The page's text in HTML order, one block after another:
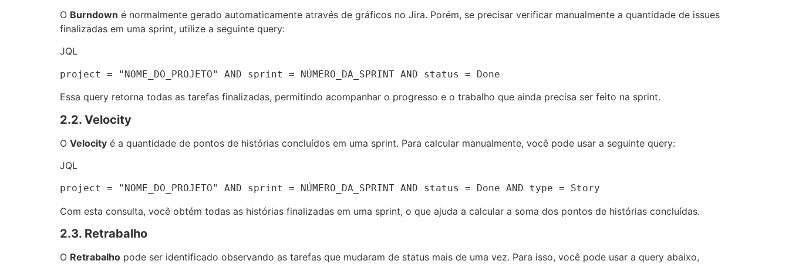
O Burndown é normalmente gerado automaticamente através de gráficos no Jira. Porém, se precisar verificar manualmente a quantidade de issues
finalizadas em uma sprint, utilize a seguinte query:
JQL
project = "NOME_DO_PROJETO" AND sprint = NÚMERO_DA_SPRINT AND status = Done
Essa query retorna todas as tarefas finalizadas, permitindo acompanhar o progresso e o trabalho que ainda precisa ser feito na sprint.
2.2. Velocity
O Velocity é a quantidade de pontos de histórias concluídos em uma sprint. Para calcular manualmente, você pode usar a seguinte query:
JQL
project = "NOME_DO_PROJETO" AND sprint = NÚMERO_DA_SPRINT AND status = Done AND type = Story
Com esta consulta, você obtém todas as histórias finalizadas em uma sprint, o que ajuda a calcular a soma dos pontos de histórias concluídas.
2.3. Retrabalho
O Retrabalho pode ser identificado observando as tarefas que mudaram de status mais de uma vez. Para isso, você pode usar a query abaixo,